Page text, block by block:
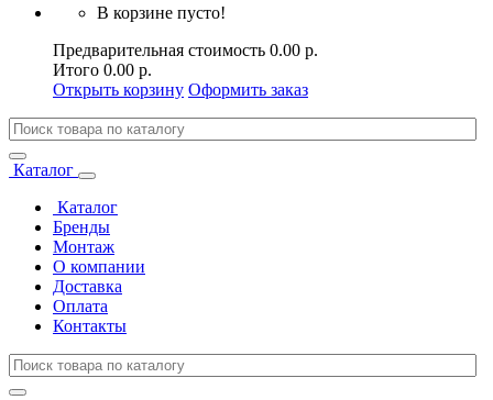
В корзине пусто!
Предварительная стоимость 0.00 р.
Итого 0.00 р.
Открыть корзину Оформить заказ
Каталог
Каталог
Бренды
Монтаж
О компании
Доставка
Оплата
Контакты